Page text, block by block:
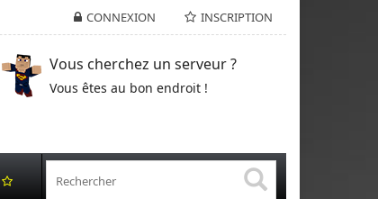
CONNEXION INSCRIPTION
Vous cherchez un serveur ?
Vous êtes au bon endroit !